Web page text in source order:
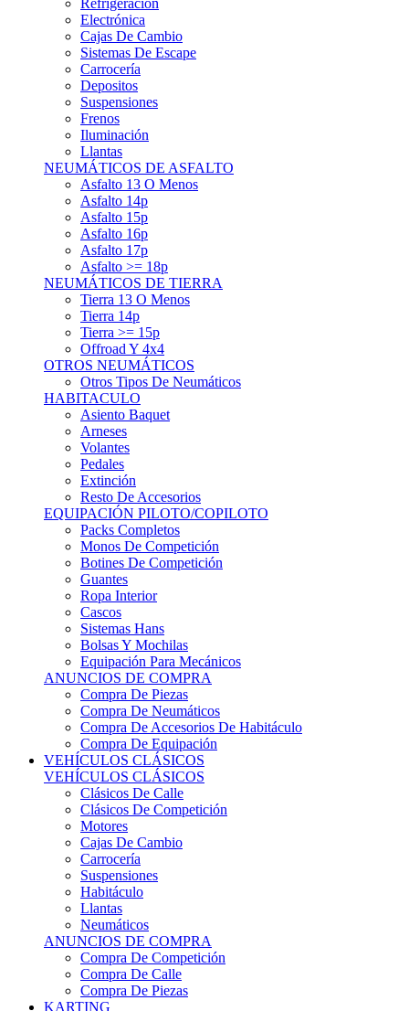
Refrigeración
Electrónica
Cajas De Cambio
Sistemas De Escape
Carrocería
Depositos
Suspensiones
Frenos
Iluminación
Llantas
NEUMÁTICOS DE ASFALTO
Asfalto 13 O Menos
Asfalto 14p
Asfalto 15p
Asfalto 16p
Asfalto 17p
Asfalto >= 18p
NEUMÁTICOS DE TIERRA
Tierra 13 O Menos
Tierra 14p
Tierra >= 15p
Offroad Y 4x4
OTROS NEUMÁTICOS
Otros Tipos De Neumáticos
HABITACULO
Asiento Baquet
Arneses
Volantes
Pedales
Extinción
Resto De Accesorios
EQUIPACIÓN PILOTO/COPILOTO
Packs Completos
Monos De Competición
Botines De Competición
Guantes
Ropa Interior
Cascos
Sistemas Hans
Bolsas Y Mochilas
Equipación Para Mecánicos
ANUNCIOS DE COMPRA
Compra De Piezas
Compra De Neumáticos
Compra De Accesorios De Habitáculo
Compra De Equipación
VEHÍCULOS CLÁSICOS
VEHÍCULOS CLÁSICOS
Clásicos De Calle
Clásicos De Competición
Motores
Cajas De Cambio
Carrocería
Suspensiones
Habitáculo
Llantas
Neumáticos
ANUNCIOS DE COMPRA
Compra De Competición
Compra De Calle
Compra De Piezas
KARTING